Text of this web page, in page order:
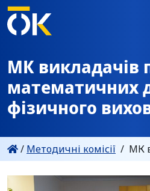
МК викладачів
математичних
фізичного
/ Методичні комісії / МК